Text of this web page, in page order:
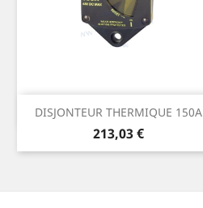
DISJONTEUR THERMIQUE 150A
Prix
213,03 €
Aperçu rapide